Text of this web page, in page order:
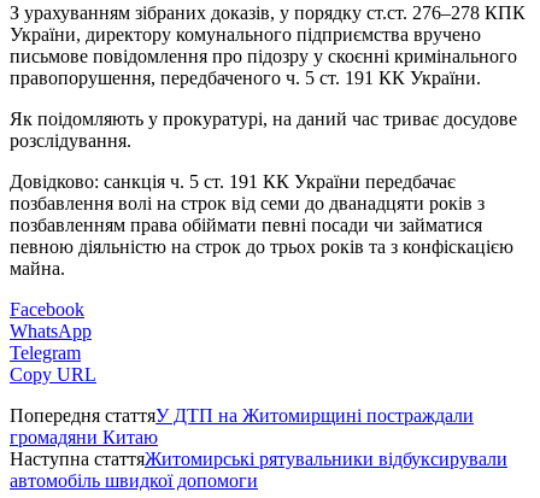
З урахуванням зібраних доказів, у порядку ст.ст. 276–278 КПК
України, директору комунального підприємства вручено
письмове повідомлення про підозру у скоєнні кримінального
правопорушення, передбаченого ч. 5 ст. 191 КК України.
Як поідомляють у прокуратурі, на даний час триває досудове
розслідування.
Довідково: санкція ч. 5 ст. 191 КК України передбачає
позбавлення волі на строк від семи до дванадцяти років з
позбавленням права обіймати певні посади чи займатися
певною діяльністю на строк до трьох років та з конфіскацією
майна.
Facebook
WhatsApp
Telegram
Copy URL
Попередня статтяУ ДТП на Житомирщині постраждали
громадяни Китаю
Наступна статтяЖитомирські рятувальники відбуксирували
автомобіль швидкої допомоги